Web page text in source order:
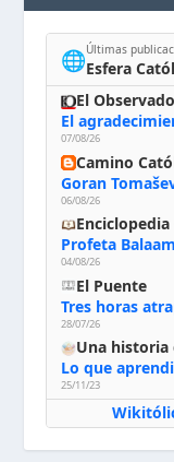
🌐Últimas
Esfera
El
07/08/26
Camino
06/08/26
Profeta Balaam
04/08/26
El Puente
Tres horas
28/07/26
Una historia
Lo que
25/11/23